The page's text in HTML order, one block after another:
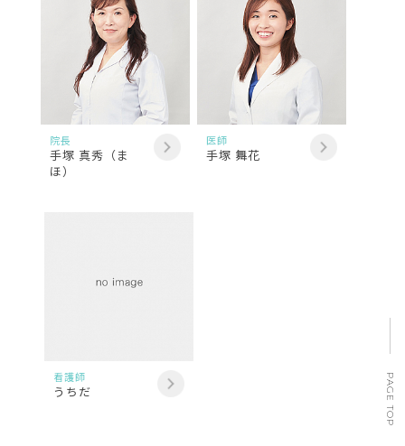
院長
手塚 真秀（ま
ほ）
医師
手塚 舞花
看護師
うちだ PAGE TOP